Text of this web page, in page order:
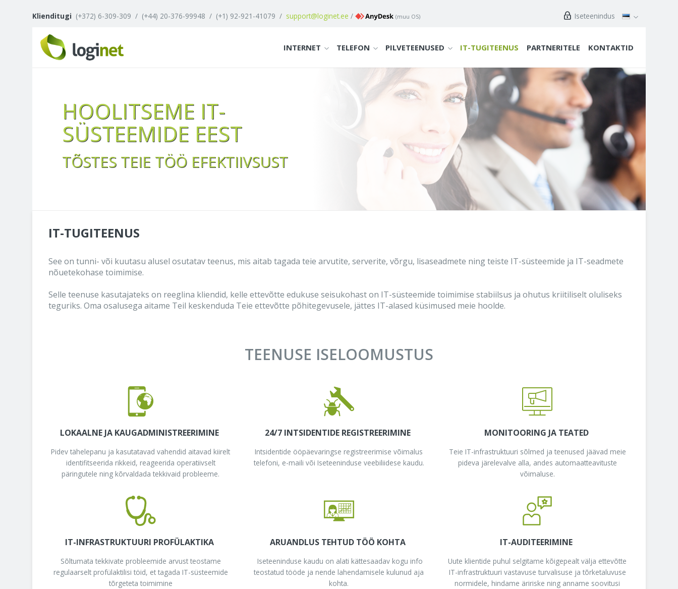
Klienditugi (+372) 6-309-309 / (+44) 20-376-99948 / (+1) 92-921-41079 / support@loginet.ee / (muu OS) Iseteenindus
INTERNET TELEFON PILVETEENUSED IT-TUGITEENUS PARTNERITELE KONTAKTID
HOOLITSEME IT-
SÜSTEEMIDE EEST
TÕSTES TEIE TÖÖ EFEKTIIVSUST
IT-TUGITEENUS
See on tunni- või kuutasu alusel osutatav teenus, mis aitab tagada teie arvutite, serverite, võrgu, lisaseadmete ning teiste IT-süsteemide ja IT-seadmete
nõuetekohase toimimise.
Selle teenuse kasutajateks on reeglina kliendid, kelle ettevõtte edukuse seisukohast on IT-süsteemide toimimise stabiilsus ja ohutus kriitiliselt oluliseks
teguriks. Oma osalusega aitame Teil keskenduda Teie ettevõtte põhitegevusele, jättes IT-alased küsimused meie hoolde.
TEENUSE ISELOOMUSTUS
LOKAALNE JA KAUGADMINISTREERIMINE
Pidev tähelepanu ja kasutatavad vahendid aitavad kiirelt
identifitseerida rikkeid, reageerida operatiivselt
päringutele ning kõrvaldada tekkivaid probleeme.
24/7 INTSIDENTIDE REGISTREERIMINE
Intsidentide ööpäevaringse registreerimise võimalus
telefoni, e-maili või Iseteeninduse veebiliidese kaudu.
MONITOORING JA TEATED
Teie IT-infrastruktuuri sõlmed ja teenused jäävad meie
pideva järelevalve alla, andes automaatteavituste
võimaluse.
IT-INFRASTRUKTUURI PROFÜLAKTIKA
Sõltumata tekkivate probleemide arvust teostame
regulaarselt profülaktilisi töid, et tagada IT-süsteemide
tõrgeteta toimimine
ARUANDLUS TEHTUD TÖÖ KOHTA
Iseteeninduse kaudu on alati kättesaadav kogu info
teostatud tööde ja nende lahendamisele kulunud aja
kohta.
IT-AUDITEERIMINE
Uute klientide puhul selgitame kõigepealt välja ettevõtte
IT-infrastruktuuri vastavuse turvalisuse ja tõrketaluvuse
normidele, hindame äririske ning anname soovitusi